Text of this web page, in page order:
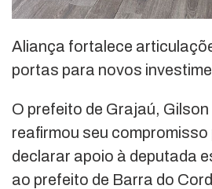
Aliança fortalece
portas para novos
O prefeito de Grajaú,
reafirmou seu
declarar apoio à deputada
ao prefeito de Barra do